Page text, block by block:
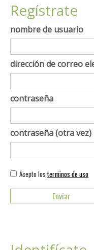
Regístrate
nombre de usuario
dirección de correo
contraseña
contraseña (otra vez)
Acepto los terminos de uso